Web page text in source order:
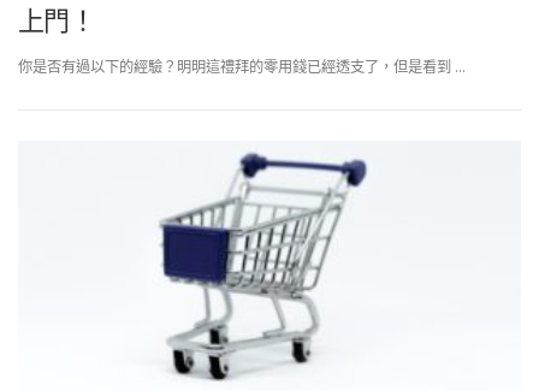
上門！
你是否有過以下的經驗？明明這禮拜的零用錢已經透支了，但是看到 …